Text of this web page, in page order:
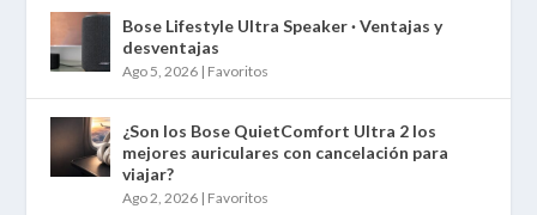
Bose Lifestyle Ultra Speaker · Ventajas y
desventajas
Ago 5, 2026 | Favoritos
¿Son los Bose QuietComfort Ultra 2 los
mejores auriculares con cancelación para
viajar?
Ago 2, 2026 | Favoritos